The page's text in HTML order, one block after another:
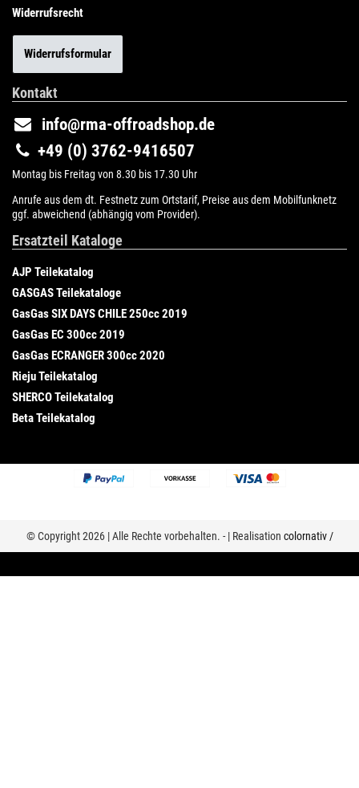
Widerrufsrecht
Widerrufsformular
Kontakt
info@rma-offroadshop.de
+49 (0) 3762-9416507
Montag bis Freitag von 8.30 bis 17.30 Uhr
Anrufe aus dem dt. Festnetz zum Ortstarif, Preise aus dem Mobilfunknetz
ggf. abweichend (abhängig vom Provider).
Ersatzteil Kataloge
AJP Teilekatalog
GASGAS Teilekataloge
GasGas SIX DAYS CHILE 250cc 2019
GasGas EC 300cc 2019
GasGas ECRANGER 300cc 2020
Rieju Teilekatalog
SHERCO Teilekatalog
Beta Teilekatalog
© Copyright 2026 | Alle Rechte vorbehalten. - | Realisation colornativ /